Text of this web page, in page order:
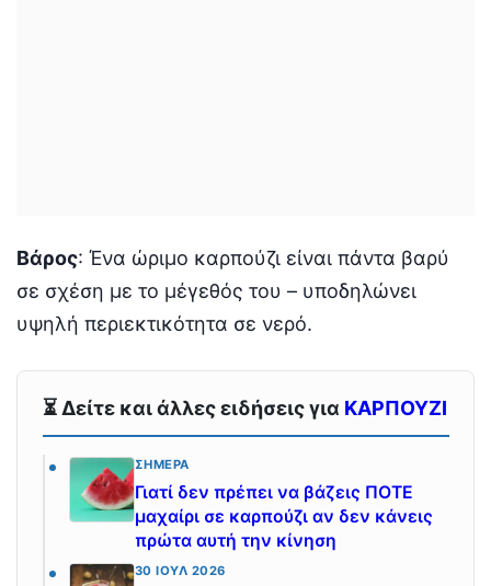
Βάρος: Ένα ώριμο καρπούζι είναι πάντα βαρύ
σε σχέση με το μέγεθός του – υποδηλώνει
υψηλή περιεκτικότητα σε νερό.
⏳ Δείτε και άλλες ειδήσεις για ΚΑΡΠΟΥΖΙ
ΣΉΜΕΡΑ
Γιατί δεν πρέπει να βάζεις ΠΟΤΕ
μαχαίρι σε καρπούζι αν δεν κάνεις
πρώτα αυτή την κίνηση
30 ΙΟΎΛ 2026